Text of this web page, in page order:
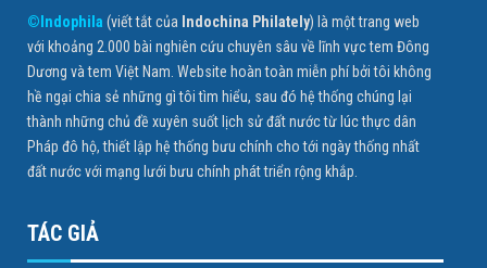
©Indophila (viết tắt của Indochina Philately) là một trang web
với khoảng 2.000 bài nghiên cứu chuyên sâu về lĩnh vực tem Đông
Dương và tem Việt Nam. Website hoàn toàn miễn phí bởi tôi không
hề ngại chia sẻ những gì tôi tìm hiểu, sau đó hệ thống chúng lại
thành những chủ đề xuyên suốt lịch sử đất nước từ lúc thực dân
Pháp đô hộ, thiết lập hệ thống bưu chính cho tới ngày thống nhất
đất nước với mạng lưới bưu chính phát triển rộng khắp.
TÁC GIẢ